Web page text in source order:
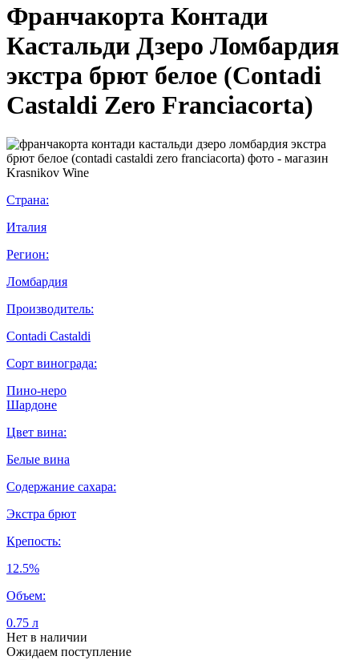
Франчакорта Контади
Кастальди Дзеро Ломбардия
экстра брют белое (Contadi
Castaldi Zero Franciacorta)
Страна:
Италия
Регион:
Ломбардия
Производитель:
Contadi Castaldi
Сорт винограда:
Пино-неро
Шардоне
Цвет вина:
Белые вина
Содержание сахара:
Экстра брют
Крепость:
12.5%
Объем:
0.75 л
Нет в наличии
Ожидаем поступление